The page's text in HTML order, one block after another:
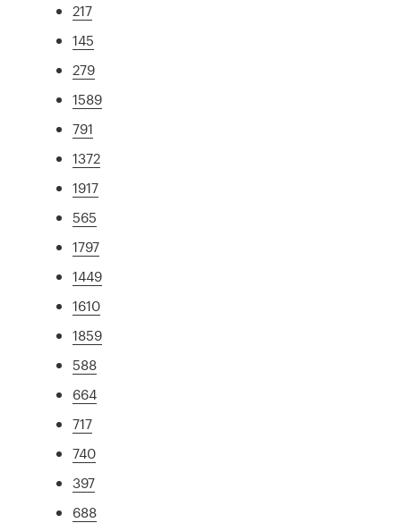
217
145
279
1589
791
1372
1917
565
1797
1449
1610
1859
588
664
717
740
397
688